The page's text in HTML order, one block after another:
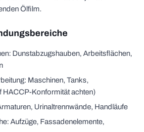
Ölfilm.
Dunstabzugshauben, Arbeitsflächen,
Maschinen, Tanks,
HACCP-Konformität achten)
Urinaltrennwände, Handläufe
Aufzüge, Fassadenelemente,